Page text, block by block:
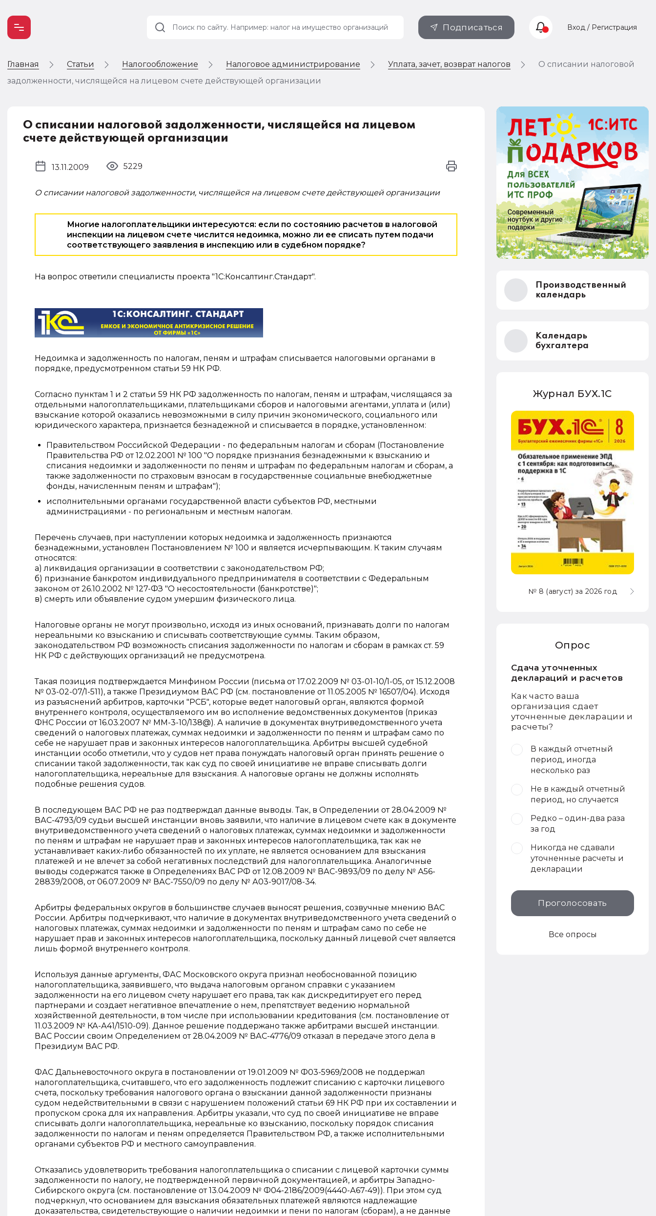
Подписаться Вход / Регистрация
Главная Статьи Налогообложение Налоговое администрирование Уплата, зачет, возврат налогов
О списании налоговой
задолженности, числящейся на лицевом счете действующей организации
О списании налоговой задолженности, числящейся на лицевом
счете действующей организации
13.11.2009 5229
О списании налоговой задолженности, числящейся на лицевом счете действующей организации
Многие налогоплательщики интересуются: если по состоянию расчетов в налоговой
инспекции на лицевом счете числится недоимка, можно ли ее списать путем подачи
соответствующего заявления в инспекцию или в судебном порядке?
На вопрос ответили специалисты проекта "1С:Консалтинг.Стандарт".
Недоимка и задолженность по налогам, пеням и штрафам списывается налоговыми органами в
порядке, предусмотренном статьи 59 НК РФ.
Согласно пунктам 1 и 2 статьи 59 НК РФ задолженность по налогам, пеням и штрафам, числящаяся за
отдельными налогоплательщиками, плательщиками сборов и налоговыми агентами, уплата и (или)
взыскание которой оказались невозможными в силу причин экономического, социального или
юридического характера, признается безнадежной и списывается в порядке, установленном:
Правительством Российской Федерации - по федеральным налогам и сборам (Постановление
Правительства РФ от 12.02.2001 № 100 "О порядке признания безнадежными к взысканию и
списания недоимки и задолженности по пеням и штрафам по федеральным налогам и сборам, а
также задолженности по страховым взносам в государственные социальные внебюджетные
фонды, начисленным пеням и штрафам");
исполнительными органами государственной власти субъектов РФ, местными
администрациями - по региональным и местным налогам.
Перечень случаев, при наступлении которых недоимка и задолженность признаются
безнадежными, установлен Постановлением № 100 и является исчерпывающим. К таким случаям
относятся:
а) ликвидация организации в соответствии с законодательством РФ;
б) признание банкротом индивидуального предпринимателя в соответствии с Федеральным
законом от 26.10.2002 № 127-ФЗ "О несостоятельности (банкротстве)";
в) смерть или объявление судом умершим физического лица.
Налоговые органы не могут произвольно, исходя из иных оснований, признавать долги по налогам
нереальными ко взысканию и списывать соответствующие суммы. Таким образом,
законодательством РФ возможность списания задолженности по налогам и сборам в рамках ст. 59
НК РФ с действующих организаций не предусмотрена.
Такая позиция подтверждается Минфином России (письма от 17.02.2009 № 03-01-10/1-05, от 15.12.2008
№ 03-02-07/1-511), а также Президиумом ВАС РФ (см. постановление от 11.05.2005 № 16507/04). Исходя
из разъяснений арбитров, карточки "РСБ", которые ведет налоговый орган, являются формой
внутреннего контроля, осуществляемого им во исполнение ведомственных документов (приказ
ФНС России от 16.03.2007 № ММ-3-10/138@). А наличие в документах внутриведомственного учета
сведений о налоговых платежах, суммах недоимки и задолженности по пеням и штрафам само по
себе не нарушает прав и законных интересов налогоплательщика. Арбитры высшей судебной
инстанции особо отметили, что у судов нет права понуждать налоговый орган принять решение о
списании такой задолженности, так как суд по своей инициативе не вправе списывать долги
налогоплательщика, нереальные для взыскания. А налоговые органы не должны исполнять
подобные решения судов.
В последующем ВАС РФ не раз подтверждал данные выводы. Так, в Определении от 28.04.2009 №
ВАС-4793/09 судьи высшей инстанции вновь заявили, что наличие в лицевом счете как в документе
внутриведомственного учета сведений о налоговых платежах, суммах недоимки и задолженности
по пеням и штрафам не нарушает прав и законных интересов налогоплательщика, так как не
устанавливает каких-либо обязанностей по их уплате, не является основанием для взыскания
платежей и не влечет за собой негативных последствий для налогоплательщика. Аналогичные
выводы содержатся также в Определениях ВАС РФ от 12.08.2009 № ВАС-9893/09 по делу № А56-
28839/2008, от 06.07.2009 № ВАС-7550/09 по делу № А03-9017/08-34.
Арбитры федеральных округов в большинстве случаев выносят решения, созвучные мнению ВАС
России. Арбитры подчеркивают, что наличие в документах внутриведомственного учета сведений о
налоговых платежах, суммах недоимки и задолженности по пеням и штрафам само по себе не
нарушает прав и законных интересов налогоплательщика, поскольку данный лицевой счет является
лишь формой внутреннего контроля.
Используя данные аргументы, ФАС Московского округа признал необоснованной позицию
налогоплательщика, заявившего, что выдача налоговым органом справки с указанием
задолженности на его лицевом счету нарушает его права, так как дискредитирует его перед
партнерами и создает негативное впечатление о нем, препятствует ведению нормальной
хозяйственной деятельности, в том числе при использовании кредитования (см. постановление от
11.03.2009 № КА-А41/1510-09). Данное решение поддержано также арбитрами высшей инстанции.
ВАС России своим Определением от 28.04.2009 № ВАС-4776/09 отказал в передаче этого дела в
Президиум ВАС РФ.
ФАС Дальневосточного округа в постановлении от 19.01.2009 № Ф03-5969/2008 не поддержал
налогоплательщика, считавшего, что его задолженность подлежит списанию с карточки лицевого
счета, поскольку требования налогового органа о взыскании данной задолженности признаны
судом недействительными в связи с нарушением положений статьи 69 НК РФ при их составлении и
пропуском срока для их направления. Арбитры указали, что суд по своей инициативе не вправе
списывать долги налогоплательщика, нереальные ко взысканию, поскольку порядок списания
задолженности по налогам и пеням определяется Правительством РФ, а также исполнительными
органами субъектов РФ и местного самоуправления.
Отказались удовлетворить требования налогоплательщика о списании с лицевой карточки суммы
задолженности по налогу, не подтвержденной первичной документацией, и арбитры Западно-
Сибирского округа (см. постановление от 13.04.2009 № Ф04-2186/2009(4440-А67-49)). При этом суд
подчеркнул, что основанием для взыскания обязательных платежей являются надлежащие
доказательства, свидетельствующие о наличии недоимки и пени по налогам (сборам), а не данные
Производственный
календарь
Календарь
бухгалтера
Журнал БУХ.1С
№ 8 (август) за 2026 год
Опрос
Сдача уточненных
деклараций и расчетов
Как часто ваша
организация сдает
уточненные декларации и
расчеты?
В каждый отчетный
период, иногда
несколько раз
Не в каждый отчетный
период, но случается
Редко – один-два раза
за год
Никогда не сдавали
уточненные расчеты и
декларации
Проголосовать
Все опросы
Учет и
налогообложение